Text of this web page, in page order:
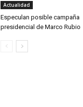
Actualidad
Especulan posible campaña
presidencial de Marco Rubio